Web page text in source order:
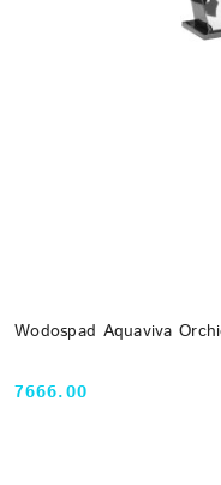
Wodospad Aquaviva
Cena:
7666.00